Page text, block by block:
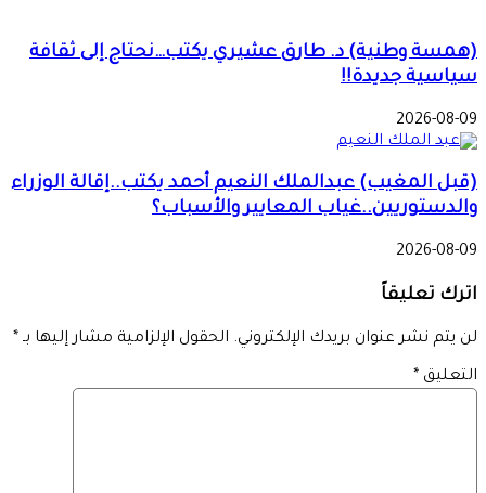
(همسة وطنية) د. طارق عشيري يكتب…نحتاج إلى ثقافة
سياسية جديدة!!
2026-08-09
(قبل المغيب) عبدالملك النعيم أحمد يكتب..إقالة الوزراء
والدستوريين..غياب المعايير والأسباب؟
2026-08-09
اترك تعليقاً
لن يتم نشر عنوان بريدك الإلكتروني. الحقول الإلزامية مشار إليها بـ *
التعليق *